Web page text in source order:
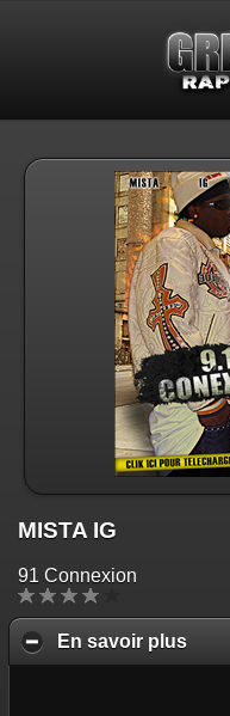
MISTA IG
91 Connexion
En savoir plus